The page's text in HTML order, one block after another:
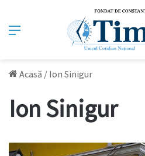
Meniu
Acasă / Ion Sinigur
Ion Sinigur
Curtea